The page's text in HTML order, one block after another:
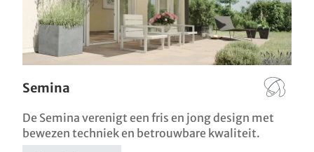
Semina
De Semina verenigt een fris en jong design met
bewezen techniek en betrouwbare kwaliteit.